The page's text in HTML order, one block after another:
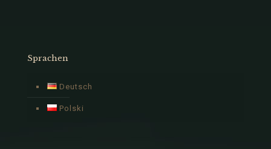
Sprachen
Deutsch
Polski